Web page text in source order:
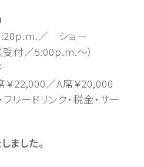
／ ショー
付／5:00p.m.～）
22,000／A席￥20,000
フリードリンク・税金・サー
ました。